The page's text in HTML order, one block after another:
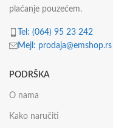
plaćanje pouzećem.
Tel: (064) 95 23 242
Mejl: prodaja@emshop.rs
PODRŠKA
O nama
Kako naručiti